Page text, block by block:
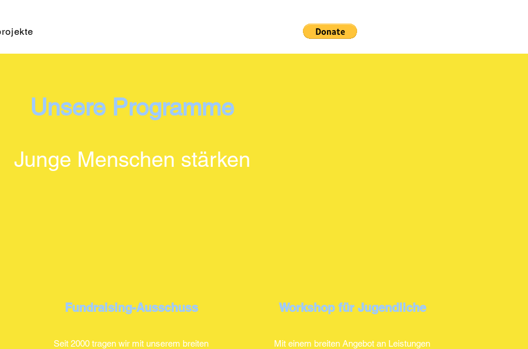
Unsere Programme
Junge Menschen stärken
Fundraising-Ausschuss
Seit 2000 tragen wir mit unserem breiten
Workshop für Jugendliche
Mit einem breiten Angebot an Leistungen